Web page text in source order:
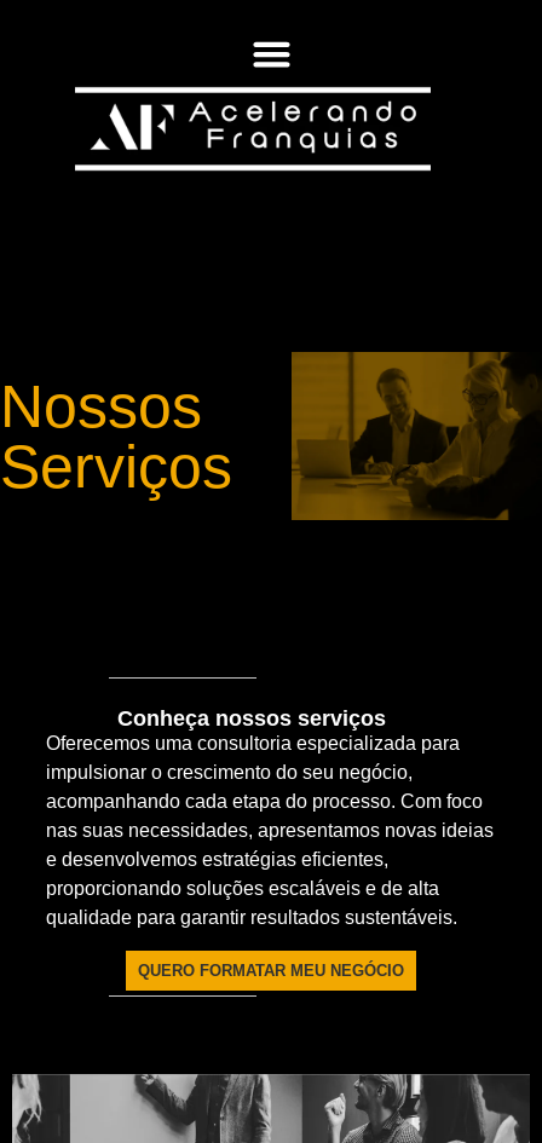
Nossos
Serviços
Conheça nossos serviços
Oferecemos uma consultoria especializada para
impulsionar o crescimento do seu negócio,
acompanhando cada etapa do processo. Com foco
nas suas necessidades, apresentamos novas ideias
e desenvolvemos estratégias eficientes,
proporcionando soluções escaláveis e de alta
qualidade para garantir resultados sustentáveis.
QUERO FORMATAR MEU NEGÓCIO